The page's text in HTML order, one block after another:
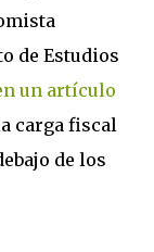
de Estudios
un artículo
carga fiscal
de los